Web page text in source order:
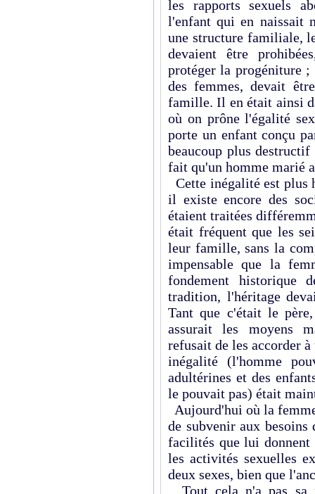
les rapports sexuels
l'enfant qui en naissait
une structure familiale,
devaient être
protéger la progéniture
des femmes, devait
famille. Il en était ainsi
où on prône l'égalité
porte un enfant conçu
beaucoup plus
fait qu'un homme marié
Cette inégalité est plus
il existe encore des
étaient traitées
était fréquent que les
leur famille, sans la
impensable que la
fondement historique
tradition, l'héritage
Tant que c'était le
assurait les moyens
refusait de les accorder
inégalité (l'homme
adultérines et des
le pouvait pas) était
Aujourd'hui où la
de subvenir aux besoins
facilités que lui donnent
les activités sexuelles
deux sexes, bien que
Tout cela n'a pas sa